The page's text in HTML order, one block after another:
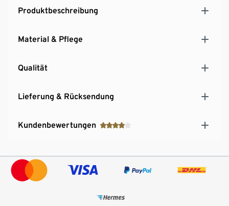
Reißverschluss zu öffnen
Produktbeschreibung
Material & Pflege
Qualität
Lieferung & Rücksendung
Kundenbewertungen